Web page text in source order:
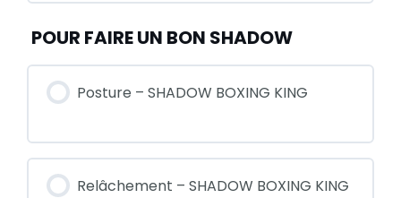
POUR FAIRE UN BON SHADOW
Posture – SHADOW BOXING KING
Relâchement – SHADOW BOXING KING